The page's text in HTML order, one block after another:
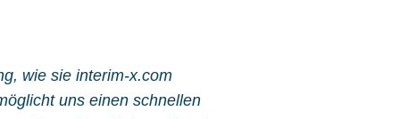
wie sie interim-x.com
uns einen schnellen